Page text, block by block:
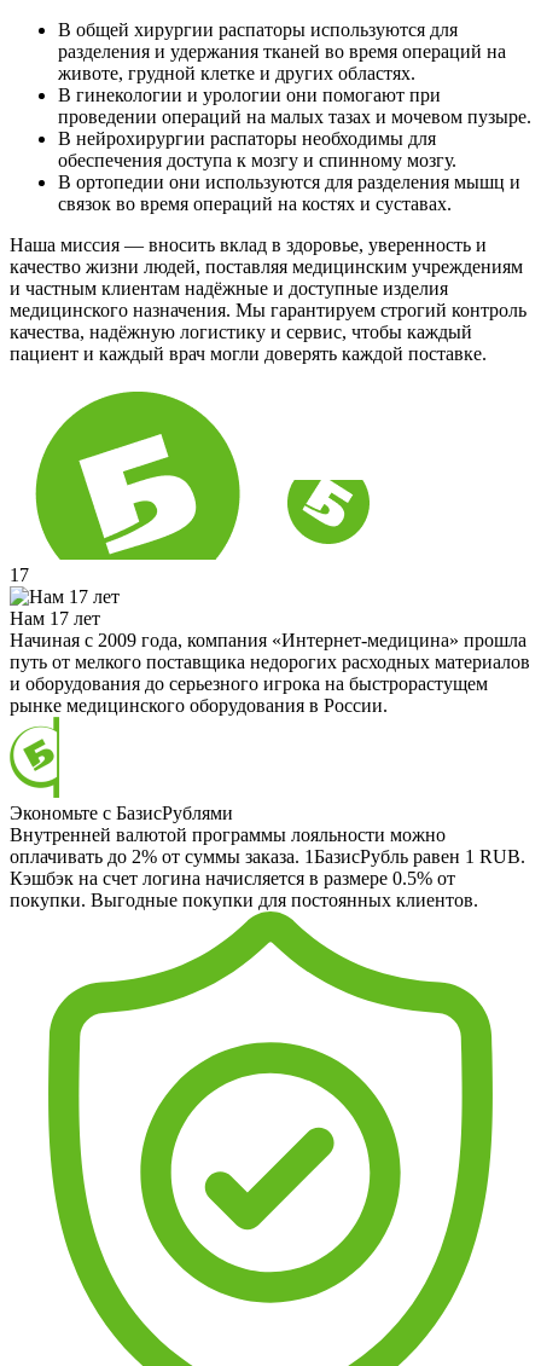
В общей хирургии распаторы используются для
разделения и удержания тканей во время операций на
животе, грудной клетке и других областях.
В гинекологии и урологии они помогают при
проведении операций на малых тазах и мочевом пузыре.
В нейрохирургии распаторы необходимы для
обеспечения доступа к мозгу и спинному мозгу.
В ортопедии они используются для разделения мышц и
связок во время операций на костях и суставах.
Наша миссия — вносить вклад в здоровье, уверенность и
качество жизни людей, поставляя медицинским учреждениям
и частным клиентам надёжные и доступные изделия
медицинского назначения. Мы гарантируем строгий контроль
качества, надёжную логистику и сервис, чтобы каждый
пациент и каждый врач могли доверять каждой поставке.
17
Нам 17 лет
Начиная с 2009 года, компания «Интернет-медицина» прошла
путь от мелкого поставщика недорогих расходных материалов
и оборудования до серьезного игрока на быстрорастущем
рынке медицинского оборудования в России.
Экономьте с БазисРублями
Внутренней валютой программы лояльности можно
оплачивать до 2% от суммы заказа. 1БазисРубль равен 1 RUB.
Кэшбэк на счет логина начисляется в размере 0.5% от
покупки. Выгодные покупки для постоянных клиентов.